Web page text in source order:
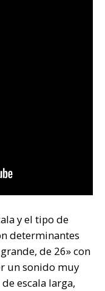
y el tipo de
determinantes
de 26» con
un sonido muy
escala larga,